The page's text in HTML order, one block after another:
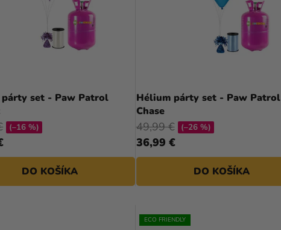
párty set - Paw Patrol
(–16 %)
DO KOŠÍKA
Hélium párty set - Paw Patrol
Chase
36,99 €
49,99 € (–26 %)
DO KOŠÍKA
ECO FRIENDLY